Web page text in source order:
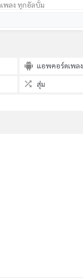
พลง ทุกอัลบั้ม
แอพคอร์ดเพลง
สุ่ม